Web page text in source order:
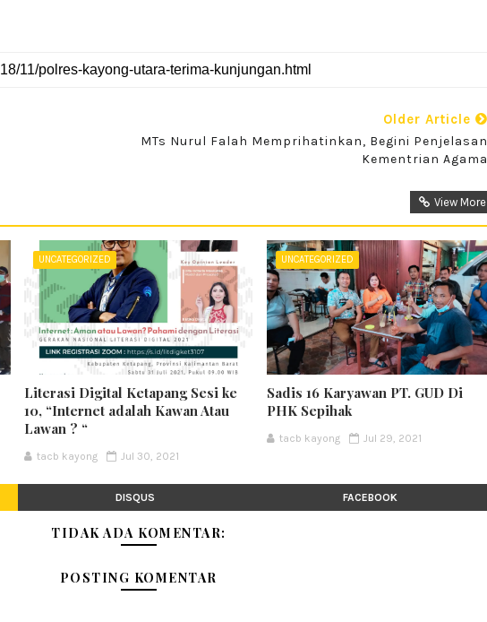
Older Article
MTs Nurul Falah Memprihatinkan, Begini Penjelasan
Kementrian Agama
View More
UNCATEGORIZED
Literasi Digital Ketapang Sesi ke
10, “Internet adalah Kawan Atau
Lawan ? “
tacb kayong Jul 30, 2021
UNCATEGORIZED
Sadis 16 Karyawan PT. GUD Di
PHK Sepihak
tacb kayong Jul 29, 2021
DISQUS FACEBOOK
TIDAK ADA KOMENTAR:
POSTING KOMENTAR